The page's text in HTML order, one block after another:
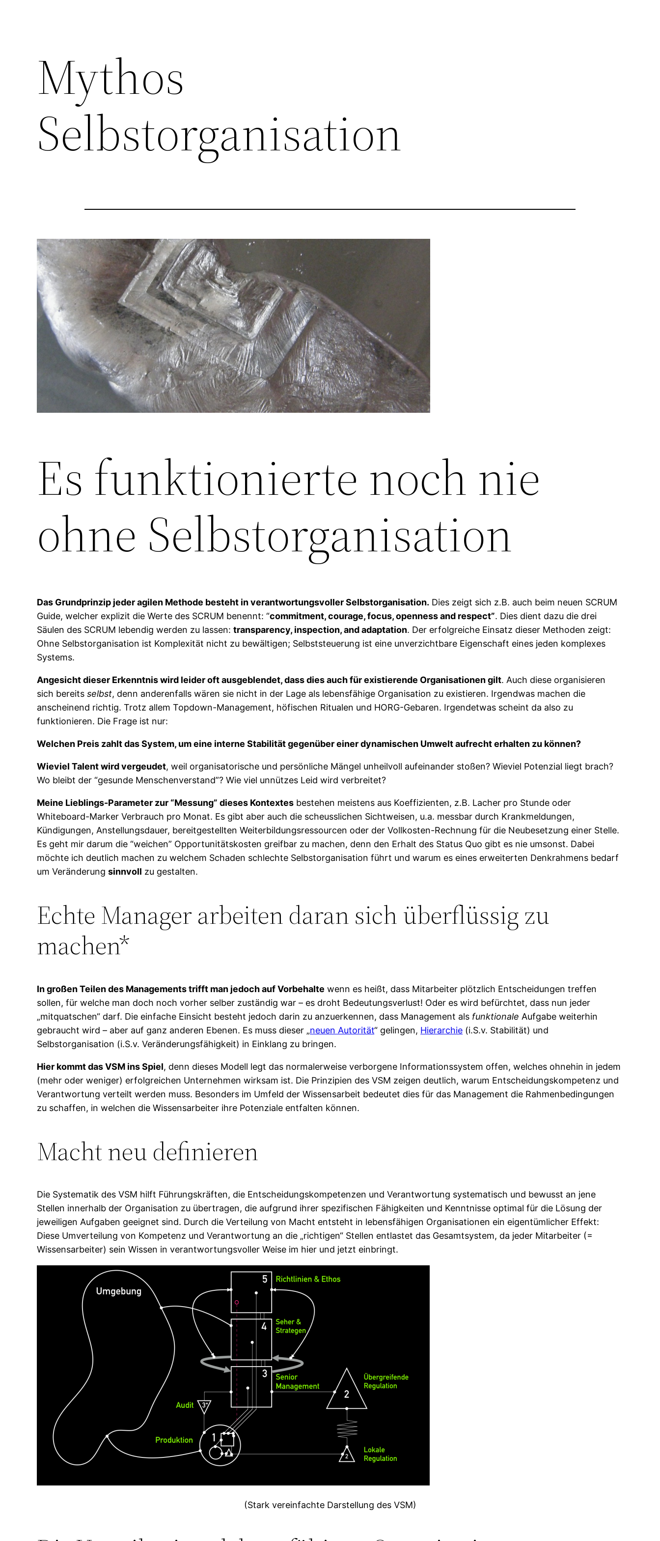
Mythos
Selbstorganisation
Es funktionierte noch nie
ohne Selbstorganisation
Das Grundprinzip jeder agilen Methode besteht in verantwortungsvoller Selbstorganisation. Dies zeigt sich z.B. auch beim neuen SCRUM
Guide, welcher explizit die Werte des SCRUM benennt: “commitment, courage, focus, openness and respect”. Dies dient dazu die drei
Säulen des SCRUM lebendig werden zu lassen:transparency, inspection, and adaptation. Der erfolgreiche Einsatz dieser Methoden zeigt:
Ohne Selbstorganisation ist Komplexität nicht zu bewältigen; Selbststeuerung ist eine unverzichtbare Eigenschaft eines jeden komplexes
Systems.
Angesicht dieser Erkenntnis wird leider oft ausgeblendet, dass dies auch für existierende Organisationen gilt. Auch diese organisieren
sich bereitsselbst, denn anderenfalls wären sie nicht in der Lage als lebensfähige Organisation zu existieren. Irgendwas machen die
anscheinend richtig. Trotz allem Topdown-Management, höfischen Ritualen und HORG-Gebaren. Irgendetwas scheint da also zu
funktionieren. Die Frage ist nur:
Welchen Preis zahlt das System, um eine interne Stabilität gegenüber einer dynamischen Umwelt aufrecht erhalten zu können?
Wieviel Talent wird vergeudet, weil organisatorische und persönliche Mängel unheilvoll aufeinander stoßen? Wieviel Potenzial liegt brach?
Wo bleibt der “gesunde Menschenverstand”? Wie viel unnützes Leid wird verbreitet?
Meine Lieblings-Parameter zur “Messung” dieses Kontextes bestehen meistens aus Koeffizienten, z.B. Lacher pro Stunde oder
Whiteboard-Marker Verbrauch pro Monat. Es gibt aber auch die scheusslichen Sichtweisen, u.a. messbar durch Krankmeldungen,
Kündigungen, Anstellungsdauer, bereitgestellten Weiterbildungsressourcen oder der Vollkosten-Rechnung für die Neubesetzung einer Stelle.
Es geht mir darum die “weichen” Opportunitätskosten greifbar zu machen, denn den Erhalt des Status Quo gibt es nie umsonst. Dabei
möchte ich deutlich machen zu welchem Schaden schlechte Selbstorganisation führt und warum es eines erweiterten Denkrahmens bedarf
um Veränderungsinnvoll zu gestalten.
Echte Manager arbeiten daran sich überflüssig zu
machen*
In großen Teilen des Managements trifft man jedoch auf Vorbehalte wenn es heißt, dass Mitarbeiter plötzlich Entscheidungen treffen
sollen, für welche man doch noch vorher selber zuständig war – es droht Bedeutungsverlust! Oder es wird befürchtet, dass nun jeder
„mitquatschen“ darf. Die einfache Einsicht besteht jedoch darin zu anzuerkennen, dass Management als funktionale Aufgabe weiterhin
gebraucht wird – aber auf ganz anderen Ebenen. Es muss dieser „neuen Autorität“ gelingen, Hierarchie (i.S.v. Stabilität) und
Selbstorganisation (i.S.v. Veränderungsfähigkeit) in Einklang zu bringen.
Hier kommt das VSM ins Spiel, denn dieses Modell legt das normalerweise verborgene Informationssystem offen, welches ohnehin in jedem
(mehr oder weniger) erfolgreichen Unternehmen wirksam ist. Die Prinzipien des VSM zeigen deutlich, warum Entscheidungskompetenz und
Verantwortung verteilt werden muss. Besonders im Umfeld der Wissensarbeit bedeutet dies für das Management die Rahmenbedingungen
zu schaffen, in welchen die Wissensarbeiter ihre Potenziale entfalten können.
Macht neu definieren
Die Systematik des VSM hilft Führungskräften, die Entscheidungskompetenzen und Verantwortung systematisch und bewusst an jene
Stellen innerhalb der Organisation zu übertragen, die aufgrund ihrer spezifischen Fähigkeiten und Kenntnisse optimal für die Lösung der
jeweiligen Aufgaben geeignet sind. Durch die Verteilung von Macht entsteht in lebensfähigen Organisationen ein eigentümlicher Effekt:
Diese Umverteilung von Kompetenz und Verantwortung an die „richtigen“ Stellen entlastet das Gesamtsystem, da jeder Mitarbeiter (=
Wissensarbeiter) sein Wissen in verantwortungsvoller Weise im hier und jetzt einbringt.
(Stark vereinfachte Darstellung des VSM)